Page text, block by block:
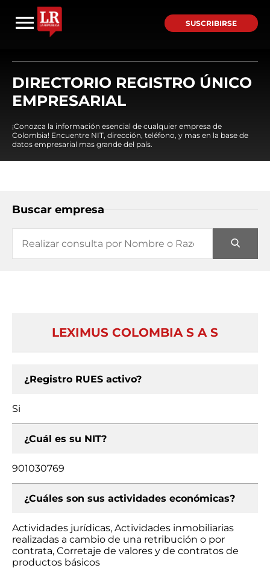
SUSCRIBIRSE
DIRECTORIO REGISTRO ÚNICO
EMPRESARIAL
¡Conozca la información esencial de cualquier empresa de
Colombia! Encuentre NIT, dirección, teléfono, y mas en la base de
datos empresarial mas grande del país.
Buscar empresa
LEXIMUS COLOMBIA S A S
¿Registro RUES activo?
Si
¿Cuál es su NIT?
901030769
¿Cuáles son sus actividades económicas?
Actividades jurídicas, Actividades inmobiliarias
realizadas a cambio de una retribución o por
contrata, Corretaje de valores y de contratos de
productos básicos